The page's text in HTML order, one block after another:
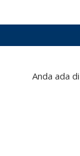
Anda ada